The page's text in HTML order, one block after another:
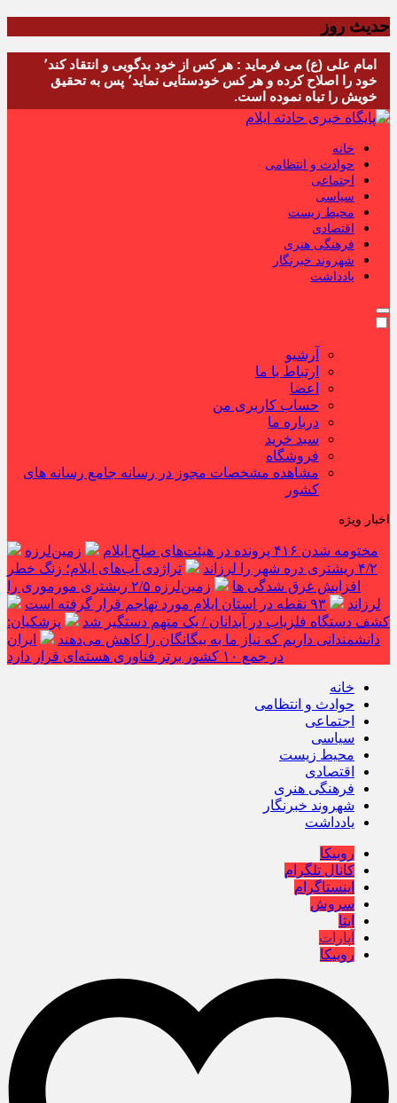
حدیث روز
امام علی (ع) می فرماید : هر کس از خود بدگویی و انتقاد کند٬
خود را اصلاح کرده و هر کس خودستایی نماید٬ پس به تحقیق
خویش را تباه نموده است.
خانه
حوادث و انتظامی
اجتماعی
سیاسی
محیط زیست
اقتصادی
فرهنگی هنری
شهروند خبرنگار
یادداشت
آرشیو
ارتباط با ما
اعضا
حساب کاربری من
درباره ما
سبد خرید
فروشگاه
مشاهده مشخصات مجوز در رسانه جامع رسانه های
کشور
اخبار ویژه
مختومه شدن ۴۱۶ پرونده در هیئت‌های صلح ایلام
زمین‌لرزه
۴/۲ ریشتری دره شهر را لرزاند
تراژدی آب‌های ایلام؛ زنگ خطر
افزایش غرق شدگی ها
زمین‌لرزه ۲/۵ ریشتری مورموری را
لرزاند
۹۳ نقطه در استان ایلام مورد تهاجم قرار گرفته است
کشف دستگاه فلزیاب در آبدانان / یک متهم دستگیر شد
پزشکیان:
دانشمندانی داریم که نیاز ما به بیگانگان را کاهش می‌دهند
ایران
در جمع ۱۰ کشور برتر فناوری هسته‌ای قرار دارد
خانه
حوادث و انتظامی
اجتماعی
سیاسی
محیط زیست
اقتصادی
فرهنگی هنری
شهروند خبرنگار
یادداشت
روبیکا
کانال تلگرام
اینستاگرام
سروش
ایتا
آپارات
روبیکا